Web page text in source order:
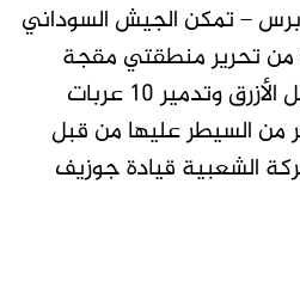
برس – تمكن الجيش السوداني
من تحرير منطقتي مقجة
وسركم جنوب إقليم النيل الأزرق وتدمير 10 عربات
من السيطر عليها من قبل
الشعبية قيادة جوزيف